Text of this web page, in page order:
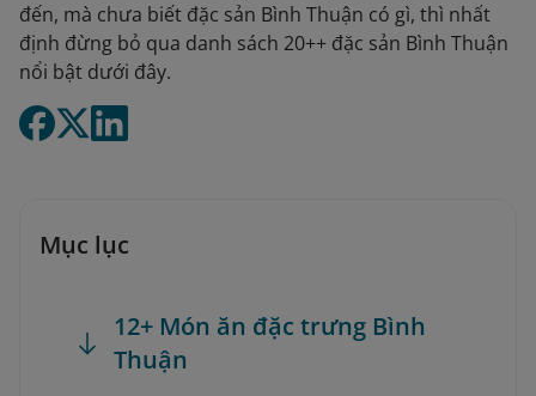
đến, mà chưa biết đặc sản Bình Thuận có gì, thì nhất
định đừng bỏ qua danh sách 20++ đặc sản Bình Thuận
nổi bật dưới đây.
Mục lục
12+ Món ăn đặc trưng Bình
Thuận